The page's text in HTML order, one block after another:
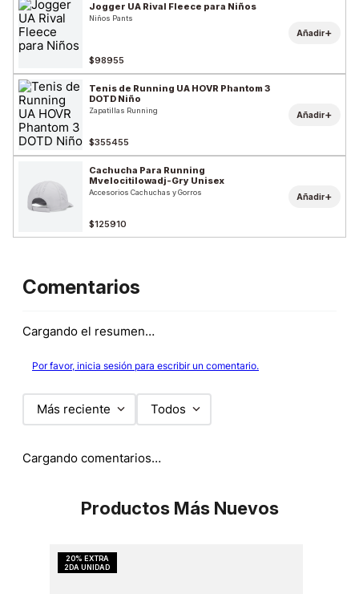
Jogger UA Rival Fleece para Niños
Niños Pants
$98955
Añadir+
Tenis de Running UA HOVR Phantom 3
DOTD Niño
Zapatillas Running
$355455
Añadir+
Cachucha Para Running
Mvelocitilowadj-Gry Unisex
Accesorios Cachuchas y Gorros
$125910
Añadir+
Comentarios
Cargando el resumen…
Por favor, inicia sesión para escribir un comentario.
Más reciente Todos
Cargando comentarios…
Productos Más Nuevos